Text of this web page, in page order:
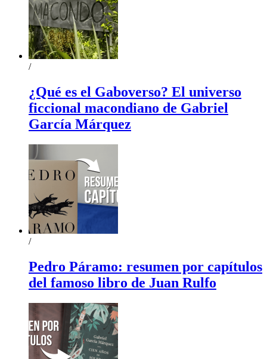
/
¿Qué es el Gaboverso? El universo
ficcional macondiano de Gabriel
García Márquez
/
Pedro Páramo: resumen por capítulos
del famoso libro de Juan Rulfo